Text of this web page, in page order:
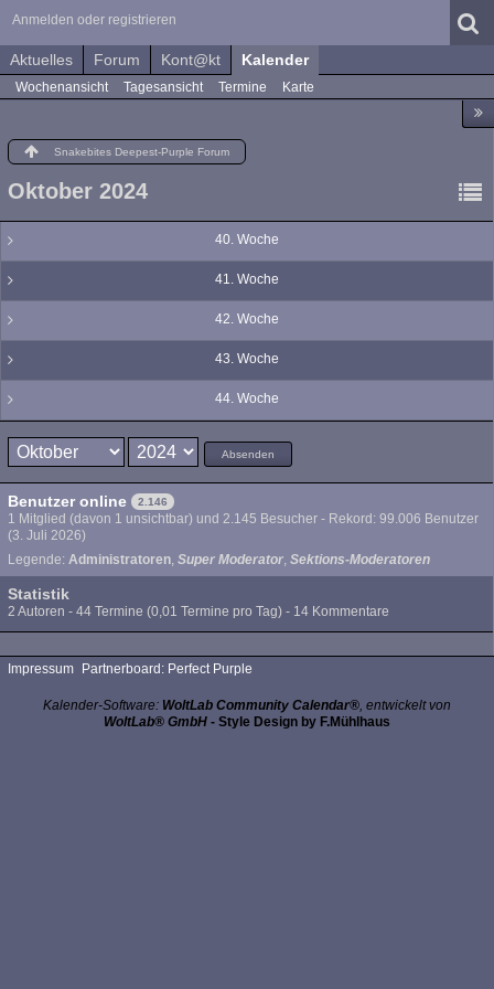
Anmelden oder registrieren
Aktuelles Forum Kont@kt Kalender
Wochenansicht Tagesansicht Termine Karte
Snakebites Deepest-Purple Forum
Oktober 2024
40. Woche
41. Woche
42. Woche
43. Woche
44. Woche
Absenden
Benutzer online 2.146
1 Mitglied (davon 1 unsichtbar) und 2.145 Besucher - Rekord: 99.006 Benutzer
(3. Juli 2026)
Legende: Administratoren Super Moderator Sektions-Moderatoren
Statistik
2 Autoren - 44 Termine (0,01 Termine pro Tag) - 14 Kommentare
Impressum Partnerboard: Perfect Purple
Kalender-Software: WoltLab Community Calendar®, entwickelt von
WoltLab® GmbH